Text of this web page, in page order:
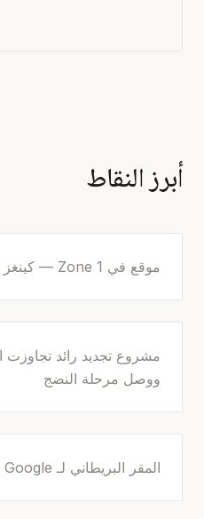
أبرز النقاط
موقع في Zone 1 — كينغز كروس (N1)
ووصل مرحلة النضج
المقر البريطاني لـ Google وكبرى الجامعات